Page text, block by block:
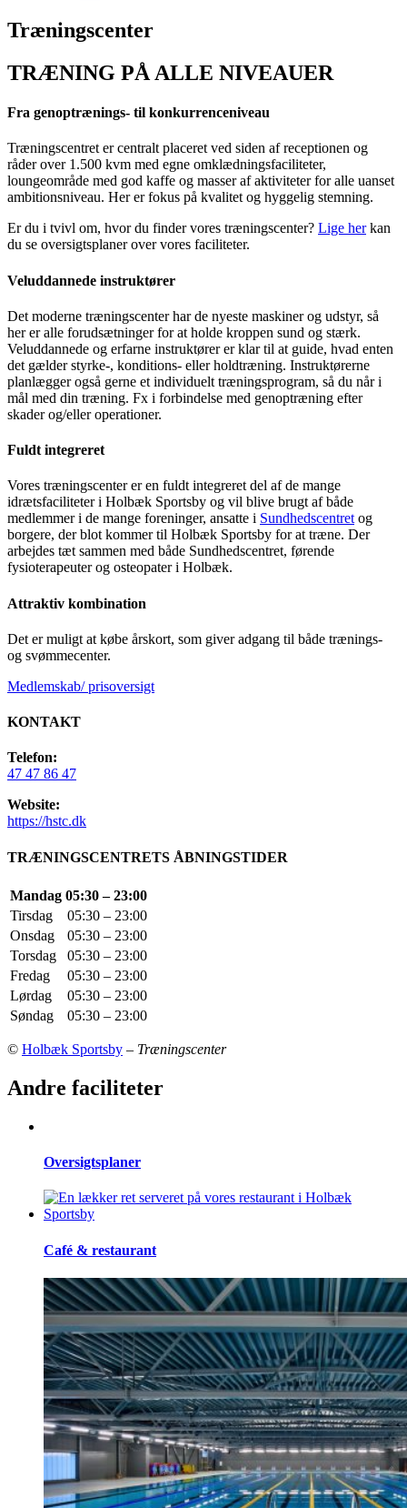
Træningscenter
TRÆNING PÅ ALLE NIVEAUER
Fra genoptrænings- til konkurrenceniveau
Træningscentret er centralt placeret ved siden af receptionen og
råder over 1.500 kvm med egne omklædningsfaciliteter,
loungeområde med god kaffe og masser af aktiviteter for alle uanset
ambitionsniveau. Her er fokus på kvalitet og hyggelig stemning.
Er du i tvivl om, hvor du finder vores træningscenter? Lige herkan
du se oversigtsplaner over vores faciliteter.
Veluddannede instruktører
Det moderne træningscenter har de nyeste maskiner og udstyr, så
her er alle forudsætninger for at holde kroppen sund og stærk.
Veluddannede og erfarne instruktører er klar til at guide, hvad enten
det gælder styrke-, konditions- eller holdtræning. Instruktørerne
planlægger også gerne et individuelt træningsprogram, så du når i
mål med din træning. Fx i forbindelse med genoptræning efter
skader og/eller operationer.
Fuldt integreret
Vores træningscenter er en fuldt integreret del af de mange
idrætsfaciliteter i Holbæk Sportsby og vil blive brugt af både
medlemmer i de mange foreninger, ansatte i Sundhedscentretog
borgere, der blot kommer til Holbæk Sportsby for at træne. Der
arbejdes tæt sammen med både Sundhedscentret, førende
fysioterapeuter og osteopater i Holbæk.
Attraktiv kombination
Det er muligt at købe årskort, som giver adgang til både trænings-
og svømmecenter.
Medlemskab/ prisoversigt
KONTAKT
Telefon:
47 47 86 47
Website:
https://hstc.dk
TRÆNINGSCENTRETS ÅBNINGSTIDER
Mandag 05:30 – 23:00
Tirsdag
05:30 – 23:00
Onsdag
05:30 – 23:00
Torsdag
05:30 – 23:00
Fredag
05:30 – 23:00
Lørdag
05:30 – 23:00
Søndag
05:30 – 23:00
© Holbæk Sportsby – Træningscenter
Andre faciliteter
Oversigtsplaner
Café & restaurant